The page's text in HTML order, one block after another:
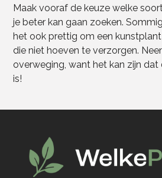
Maak vooraf de keuze welke
je beter kan gaan zoeken.
het ook prettig om een
die niet hoeven te verzorgen.
overweging, want het kan zijn
is!